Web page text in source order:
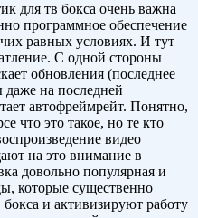
для тв бокса очень важна
программное обеспечение
равных условиях. И тут
С одной стороны
обновления (последнее
даже на последней
автофреймрейт. Понятно,
что это такое, но те кто
видео
на это внимание в
довольно популярная и
которые существенно
и активизируют работу